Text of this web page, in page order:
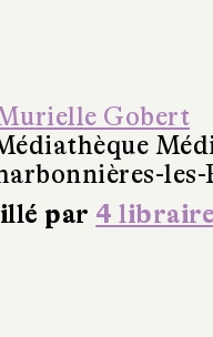
Gobert
les-
par 4